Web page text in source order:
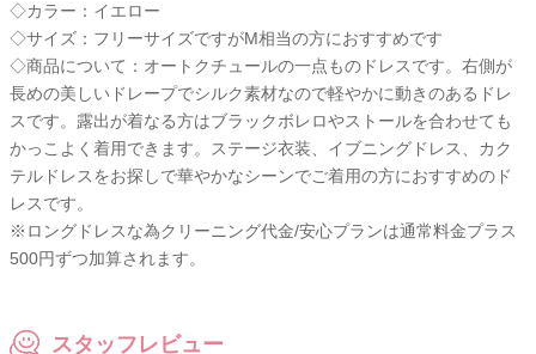
◇カラー：イエロー
◇サイズ：フリーサイズですがM相当の方におすすめです
◇商品について：オートクチュールの一点ものドレスです。右側が
長めの美しいドレープでシルク素材なので軽やかに動きのあるドレ
スです。露出が着なる方はブラックボレロやストールを合わせても
かっこよく着用できます。ステージ衣装、イブニングドレス、カク
テルドレスをお探しで華やかなシーンでご着用の方におすすめのド
レスです。
※ロングドレスな為クリーニング代金/安心プランは通常料金プラス
500円ずつ加算されます。
スタッフレビュー